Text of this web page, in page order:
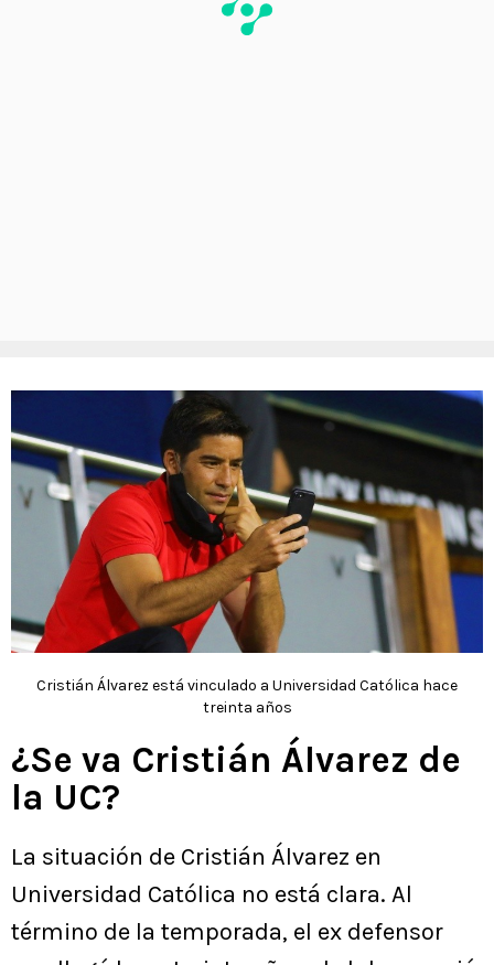
Cristián Álvarez está vinculado a Universidad Católica hace
treinta años
¿Se va Cristián Álvarez de
la UC?
La situación de Cristián Álvarez en
Universidad Católica no está clara. Al
término de la temporada, el ex defensor